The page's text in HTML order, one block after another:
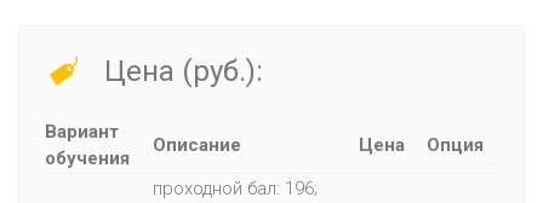
Цена (руб.):
Вариант
обучения
Описание Цена Опция
проходной бал: 196;